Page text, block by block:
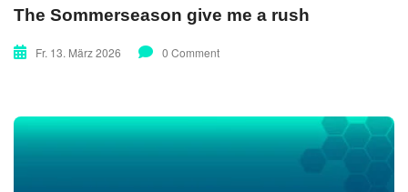
The Sommerseason give me a rush
Fr. 13. März 2026 0 Comment